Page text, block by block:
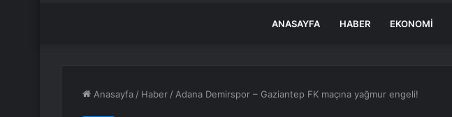
ANASAYFA HABER EKONOMI
Anasayfa / Haber / Adana Demirspor – Gaziantep FK maçına yağmur engeli!